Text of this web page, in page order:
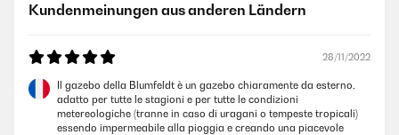
gelesen; absolut 1 A. Auch jedes Teil des Pavillons ist mit Buchstaben
Pavillon. Er ist quasi Höhenverstellbar ; einfach die 4 Beine noch
drunter und er steht richtig hoch. Dazu die Bilder . Jederzeit zu
empfehlen.
Amazon Benutzer – Bewertung durch Chal-Tec GmbH nicht
eigenständig überprüft
Kundenmeinungen aus anderen Ländern
28/11/2022
Il gazebo della Blumfeldt è un gazebo chiaramente da esterno,
adatto per tutte le stagioni e per tutte le condizioni
metereologiche (tranne in caso di uragani o tempeste tropicali)
essendo impermeabile alla pioggia e creando una piacevole